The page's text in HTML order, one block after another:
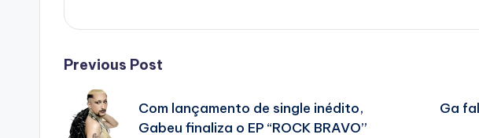
Post
navigation
Previous Post
Com lançamento de single inédito,
Gabeu finaliza o EP “ROCK BRAVO”
Ga